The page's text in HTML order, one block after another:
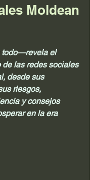
Moldean
estrellas.
todo—revela el
de las redes sociales
desde sus
riesgos,
y consejos
en la era